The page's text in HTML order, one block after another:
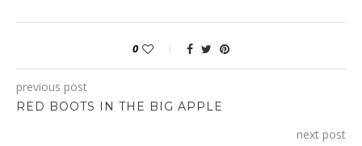
0
previous post
RED BOOTS IN THE BIG APPLE
next post